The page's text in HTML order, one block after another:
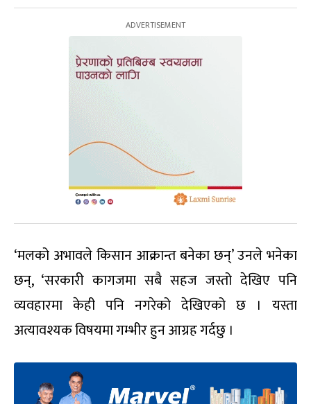
‘मलको अभावले किसान आक्रान्त बनेका छन्’ उनले भनेका
छन्, ‘सरकारी कागजमा सबै सहज जस्तो देखिए पनि
व्यवहारमा केही पनि नगरेको देखिएको छ । यस्ता
अत्यावश्यक विषयमा गम्भीर हुन आग्रह गर्दछु ।